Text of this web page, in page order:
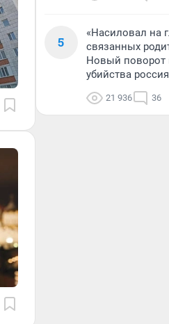
5
«Насиловал на
связанных
Новый поворот
убийства
21 936 36